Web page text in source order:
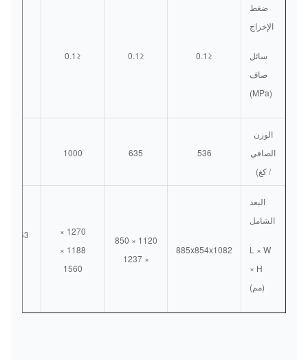
ضغط
الإخراج
سائل
صاف
(MPa)
≤0.1
≤0.1
≤0.1
الوزن
الصافي
/ كغ)
536
635
1000
البعد
الشامل
L × W
× H
(مم)
885x854x1082
1120 × 850
× 1237
1270 ×
1188 ×
1560